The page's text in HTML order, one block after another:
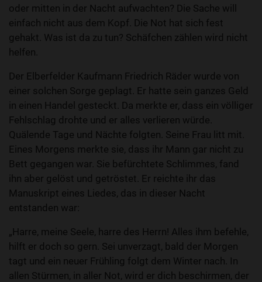
oder mitten in der Nacht aufwachten? Die Sache will
einfach nicht aus dem Kopf. Die Not hat sich fest
gehakt. Was ist da zu tun? Schäfchen zählen wird nicht
helfen.
Der Elberfelder Kaufmann Friedrich Räder wurde von
einer solchen Sorge geplagt. Er hatte sein ganzes Geld
in einen Handel gesteckt. Da merkte er, dass ein völliger
Fehlschlag drohte und er alles verlieren würde.
Quälende Tage und Nächte folgten. Seine Frau litt mit.
Eines Morgens merkte sie, dass ihr Mann gar nicht zu
Bett gegangen war. Sie befürchtete Schlimmes, fand
ihn aber gelöst und getröstet. Er reichte ihr das
Manuskript eines Liedes, das in dieser Nacht
entstanden war:
„Harre, meine Seele, harre des Herrn! Alles ihm befehle,
hilft er doch so gern. Sei unverzagt, bald der Morgen
tagt und ein neuer Frühling folgt dem Winter nach. In
allen Stürmen, in aller Not, wird er dich beschirmen, der